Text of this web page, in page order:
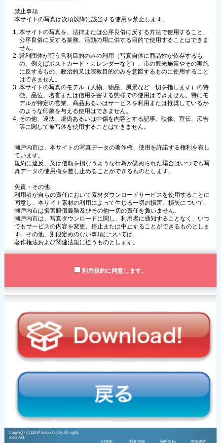
禁止事項
本サイトの写真は次項以降に該当する使用を禁止します。
本サイトの写真を、法律または公序良俗に反する方法で使用すること、
公序良俗に反する業務、活動の用に供する目的で使用することはできま
せん。
営利団体が行う営利目的のみの利用（写真自体に商品性が依存するも
の。例えばポストカード・カレンダーなど）、市の観光施策やその実施
に反するもの、政治的又は宗教目的のみを意図するものに使用すること
はできません。
本サイトの写真のモデル（人物、物品、風景など一切を指します）の特
徴、品位、名誉または信用を害する態様での使用はできません。特にモ
デルが特定の営業、商品あるいはサービスを利用または推奨しているか
のような印象を与える使用はできません。
その他、違法、虚偽あるいは中傷を内容とする記事、映像、宣伝、広告
等に関して被写体を使用することはできません。
瀬戸内市は、本サイトの写真データの著作権、使用を許諾する権利を有し
ています。
規約に違反、又は信頼を損なうような行為が認められた場合はいつでも写
真データの使用権を差し止めることができるものとします。
免責・その他
利用者が自らの責任において素材ダウンロードサービスを使用することに
同意し、本サイト素材の利用によって生じる一切の損害、損失について、
瀬戸内市は損害賠償義務及びその他一切の責任を負いません。
瀬戸内市は、写真ダウンロードに関し、利用者に通知することなく、いつ
でもサービスの内容を変更、停止または中止することができるものとしま
す。その他、別段定めのない事項については、
著作権法および関連法規に従うものとします。
利用規約に同意します。
Copyright (C)2014 Setouchi City All rights
reserved.
HOME
写真投稿 利用規約 投稿規約